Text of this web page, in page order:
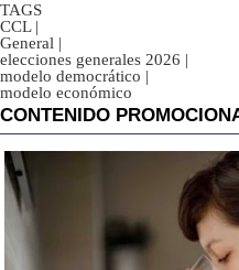
TAGS
CCL |
General |
elecciones generales 2026 |
modelo democrático |
modelo económico